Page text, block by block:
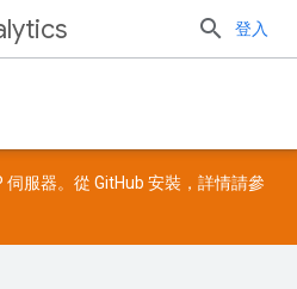
登入
伺服器。從 GitHub 安裝，詳情請參